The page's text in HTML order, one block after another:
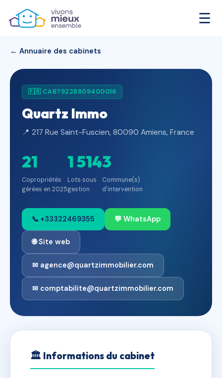
☰
← Annuaire des cabinets
🇫🇷 CAB79228809400016
Quartz Immo
📍 217 Rue Saint-Fuscien, 80090 Amiens, France
21
Copropriétés
gérées en 2025
1 514
Lots sous
gestion
3
Commune(s)
d'intervention
📞 +33322469355 💬 WhatsApp
🌐 Site web
✉ agence@quartzimmobilier.com
✉ comptabilite@quartzimmobilier.com
🏛 Informations du cabinet